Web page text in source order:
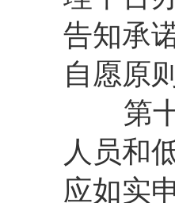
告知承
自愿原
第
人员和
应如实